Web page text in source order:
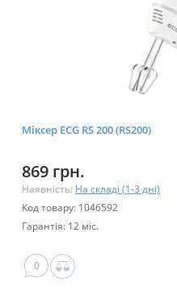
Міксер ECG RS 200 (RS200)
869 грн.
Наявність: На складі (1-3 дні)
Код товару: 1046592
Гарантія: 12 міс.
0